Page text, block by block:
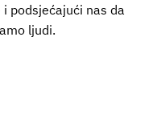
podsjećajući nas da
ljudi.